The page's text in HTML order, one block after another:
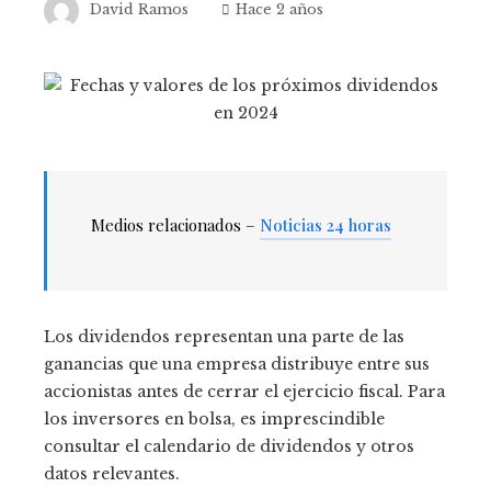
David Ramos Hace 2 años
Medios relacionados – Noticias 24 horas
Los dividendos representan una parte de las
ganancias que una empresa distribuye entre sus
accionistas antes de cerrar el ejercicio fiscal. Para
los inversores en bolsa, es imprescindible
consultar el calendario de dividendos y otros
datos relevantes.